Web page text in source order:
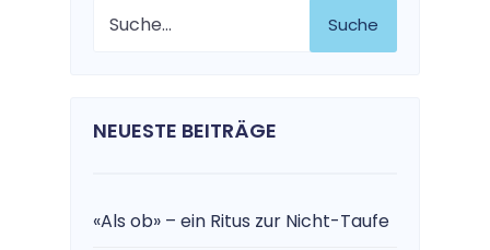
Suche
NEUESTE BEITRÄGE
«Als ob» – ein Ritus zur Nicht-Taufe